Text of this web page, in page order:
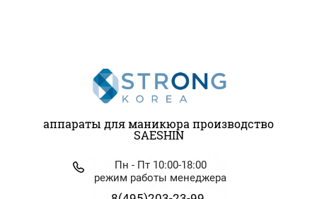
аппараты для маникюра производство
SAESHIN
Пн - Пт 10:00-18:00
режим работы менеджера